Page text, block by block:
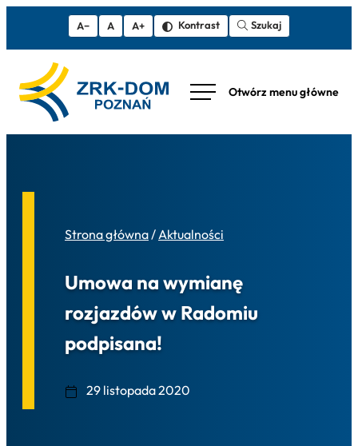
A− A A+ Kontrast Szukaj
Strona główna/Aktualności
Umowa na wymianę
rozjazdów w Radomiu
podpisana!
29 listopada 2020